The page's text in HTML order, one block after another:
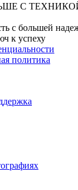
С ТЕХНИКОЙ
с большей
к успеху
политика